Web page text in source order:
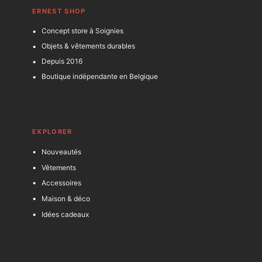
ERNEST SHOP
Concept store à Soignies
Objets & vêtements durables
Depuis 2016
Boutique indépendante en Belgique
EXPLORER
Nouveautés
Vêtements
Accessoires
Maison & déco
Idées cadeaux